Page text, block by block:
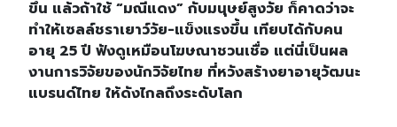
ขึ้น แล้วถ้าใช้ “มณีแดง” กับมนุษย์สูงวัย ก็คาดว่าจะ
ทำให้เซลล์ชราเยาว์วัย-แข็งแรงขึ้น เทียบได้กับคน
อายุ 25 ปี ฟังดูเหมือนโฆษณาชวนเชื่อ แต่นี่เป็นผล
งานการวิจัยของนักวิจัยไทย ที่หวังสร้างยาอายุวัฒนะ
แบรนด์ไทย ให้ดังไกลถึงระดับโลก